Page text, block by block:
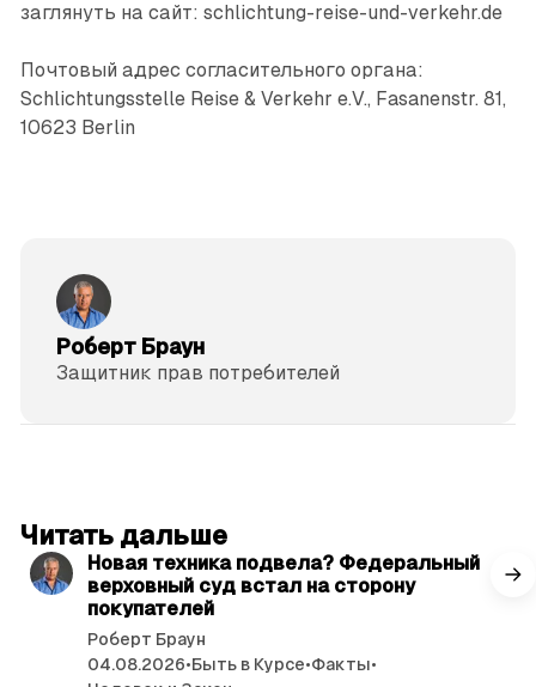
заглянуть на сайт: schlichtung-reise-und-verkehr.de
Почтовый адрес согласительного органа:
Schlichtungsstelle Reise & Verkehr e.V., Fasanenstr. 81,
10623 Berlin
Роберт Браун
Защитник прав потре­бителей
Читать дальше
Новая техника подвела? Федеральный
верховный суд встал на сторону
покупателей
Роберт Браун
04.08.2026•Быть в Курсе•Факты•